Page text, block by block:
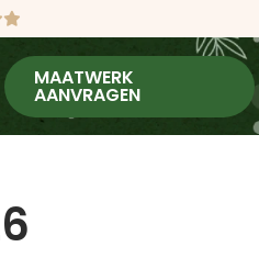
MAATWERK
AANVRAGEN